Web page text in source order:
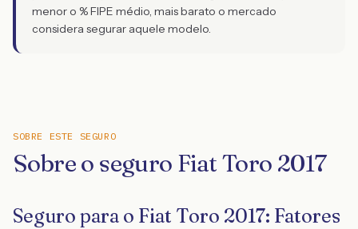
menor o % FIPE médio, mais barato o mercado
considera segurar aquele modelo.
SOBRE ESTE SEGURO
Sobre o seguro Fiat Toro 2017
Seguro para o Fiat Toro 2017: Fatores